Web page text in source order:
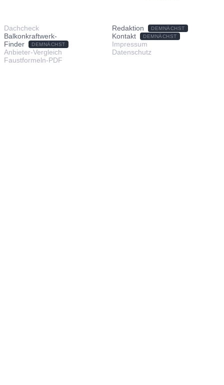
Dachcheck
Balkonkraftwerk-
Finder
DEMNÄCHST
Anbieter-Vergleich
Faustformeln-PDF
Redaktion DEMNÄCHST
Kontakt DEMNÄCHST
Impressum
Datenschutz